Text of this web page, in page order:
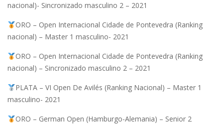
nacional)- Sincronizado masculino 2 – 2021
ORO – Open Internacional Cidade de Pontevedra (Ranking
nacional) – Master 1 masculino- 2021
ORO – Open Internacional Cidade de Pontevedra (Ranking
nacional) – Sincronizado masculino 2 – 2021
PLATA – VI Open De Avilés (Ranking Nacional) – Master 1
masculino- 2021
ORO – German Open (Hamburgo-Alemania) – Senior 2